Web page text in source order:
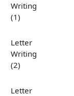
Writing
(1)
Letter
Writing
(2)
Letter